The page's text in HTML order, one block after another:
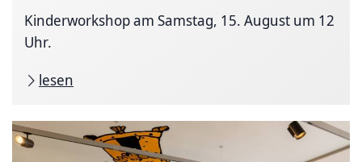
Kinderworkshop am Samstag, 15. August um 12
Uhr.
lesen